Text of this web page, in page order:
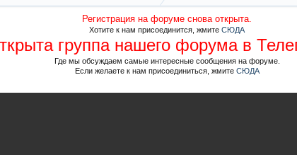
Регистрация на форуме снова открыта.
Хотите к нам присоединится, жмите СЮДА
группа нашего форума в
Где мы обсуждаем самые интересные сообщения на форуме.
Если желаете к нам присоединиться, жмите СЮДА